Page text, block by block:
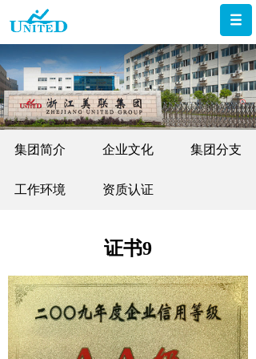
集团简介 企业文化 集团分支
资质认证
工作环境
证书9